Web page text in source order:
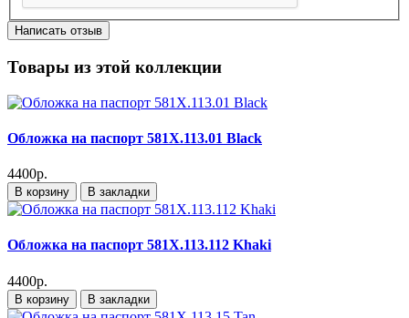
Написать отзыв
Товары из этой коллекции
Обложка на паспорт 581X.113.01 Black
4400р.
В корзину В закладки
Обложка на паспорт 581X.113.112 Khaki
4400р.
В корзину В закладки